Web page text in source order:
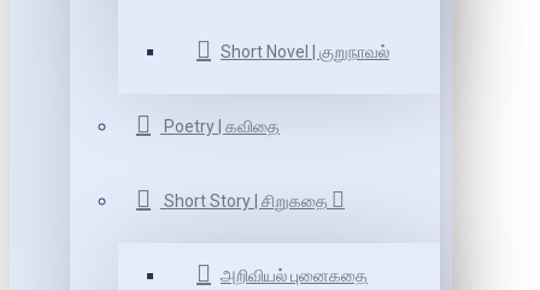
Short Novel | குறுநாவல்
Poetry | கவிதை
Short Story | சிறுகதை
அறிவியல் புனைகதை